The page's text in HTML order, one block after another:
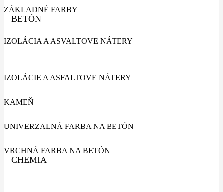
ZÁKLADNÉ FARBY
BETÓN
IZOLÁCIA A ASVALTOVE NÁTERY
IZOLÁCIE A ASFALTOVE NÁTERY
KAMEŇ
UNIVERZALNÁ FARBA NA BETÓN
VRCHNÁ FARBA NA BETÓN
CHEMIA